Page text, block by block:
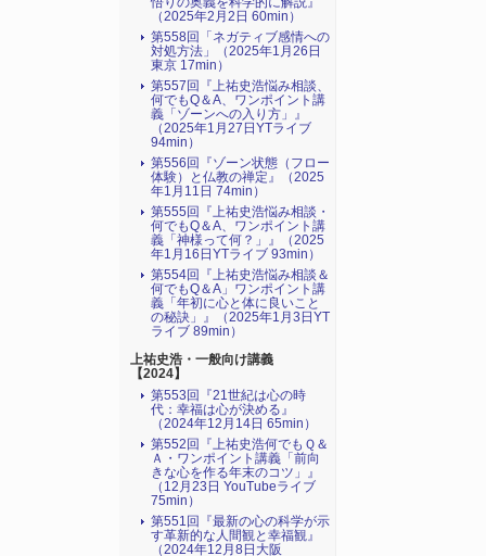
（2025年2月2日 60min）
第558回「ネガティブ感情への
対処方法」（2025年1月26日
東京 17min）
第557回『上祐史浩悩み相談、
何でもQ＆A、ワンポイント講
義「ゾーンへの入り方」』
（2025年1月27日YTライブ
94min）
第556回『ゾーン状態（フロー
体験）と仏教の禅定』（2025
年1月11日 74min）
第555回『上祐史浩悩み相談・
何でもQ＆A、ワンポイント講
義「神様って何？」』（2025
年1月16日YTライブ 93min）
第554回『上祐史浩悩み相談＆
何でもQ＆A」ワンポイント講
義「年初に心と体に良いこと
の秘訣」』（2025年1月3日YT
ライブ 89min）
上祐史浩・一般向け講義
【2024】
第553回『21世紀は心の時
代：幸福は心が決める』
（2024年12月14日 65min）
第552回『上祐史浩何でもＱ＆
Ａ・ワンポイント講義「前向
きな心を作る年末のコツ」』
（12月23日 YouTubeライブ
75min）
第551回『最新の心の科学が示
す革新的な人間観と幸福観』
（2024年12月8日大阪